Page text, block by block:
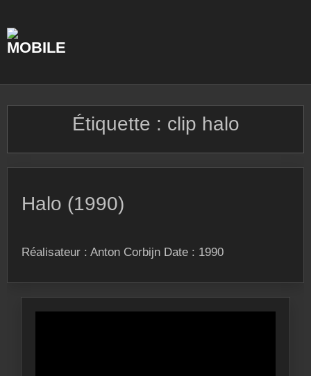
content
Étiquette : clip halo
Halo (1990)
Réalisateur : Anton Corbijn Date : 1990